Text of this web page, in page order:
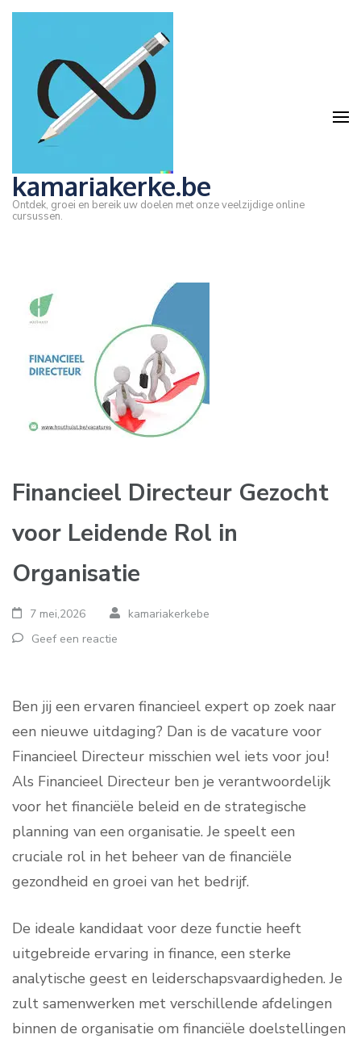
Ga
Enter)
kamariakerke.be
Ontdek, groei en bereik uw doelen met onze veelzijdige online
cursussen.
Financieel Directeur Gezocht
voor Leidende Rol in
Organisatie
7 mei,2026
kamariakerkebe
Geef een reactie
Ben jij een ervaren financieel expert op zoek naar
een nieuwe uitdaging? Dan is de vacature voor
Financieel Directeur misschien wel iets voor jou!
Als Financieel Directeur ben je verantwoordelijk
voor het financiële beleid en de strategische
planning van een organisatie. Je speelt een
cruciale rol in het beheer van de financiële
gezondheid en groei van het bedrijf.
De ideale kandidaat voor deze functie heeft
uitgebreide ervaring in finance, een sterke
analytische geest en leiderschapsvaardigheden. Je
zult samenwerken met verschillende afdelingen
binnen de organisatie om financiële doelstellingen